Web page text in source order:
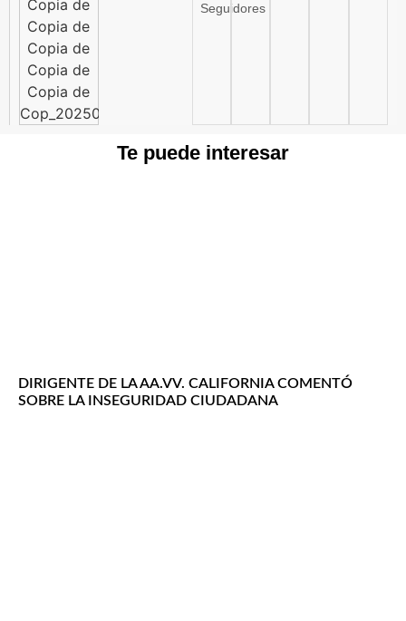
Seguidores
Te puede interesar
DIRIGENTE DE LA AA.VV. CALIFORNIA COMENTÓ
SOBRE LA INSEGURIDAD CIUDADANA